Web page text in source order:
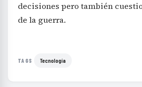
decisiones pero también
de la guerra.
TAGS Tecnología